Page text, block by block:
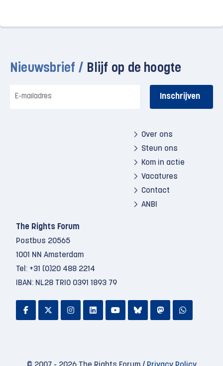
Nieuwsbrief / Blijf op de hoogte
mailadres
Over ons
Steun ons
Kom in actie
Vacatures
Contact
ANBI
The Rights Forum
Postbus 20565
1001 NN Amsterdam
Tel: +31 (0)20 488 2214
IBAN: NL28 TRIO 0391 1893 79